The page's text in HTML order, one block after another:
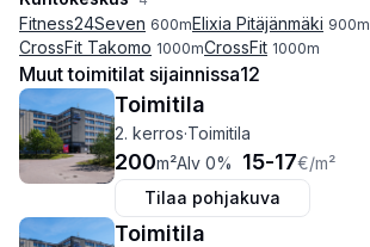
Fitness24Seven 600mElixia Pitäjänmäki 900m
CrossFit Takomo 1000mCrossFit 1000m
Muut toimitilat sijainnissa12
Toimitila
2. kerros·Toimitila
200m²Alv 0% 15-17€/m²
Tilaa pohjakuva
Toimitila